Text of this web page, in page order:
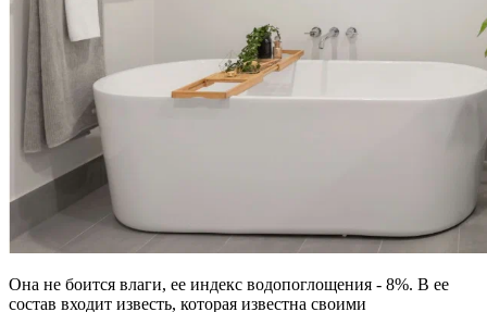
Она не боится влаги, ее индекс водопоглощения - 8%. В ее
состав входит известь, которая известна своими